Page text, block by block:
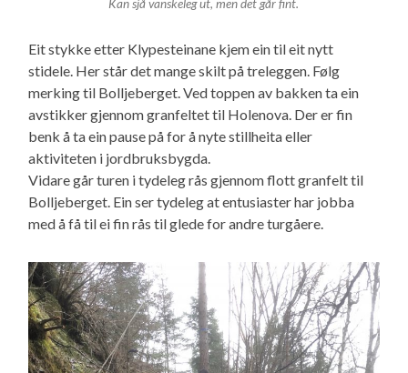
Kan sjå vanskeleg ut, men det går fint.
Eit stykke etter Klypesteinane kjem ein til eit nytt
stidele. Her står det mange skilt på treleggen. Følg
merking til Bolljeberget. Ved toppen av bakken ta ein
avstikker gjennom granfeltet til Holenova. Der er fin
benk å ta ein pause på for å nyte stillheita eller
aktiviteten i jordbruksbygda.
Vidare går turen i tydeleg rås gjennom flott granfelt til
Bolljeberget. Ein ser tydeleg at entusiaster har jobba
med å få til ei fin rås til glede for andre turgåere.